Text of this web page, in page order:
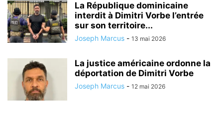
La République dominicaine
interdit à Dimitri Vorbe l’entrée
sur son territoire...
Joseph Marcus - 13 mai 2026
La justice américaine ordonne la
déportation de Dimitri Vorbe
Joseph Marcus - 12 mai 2026